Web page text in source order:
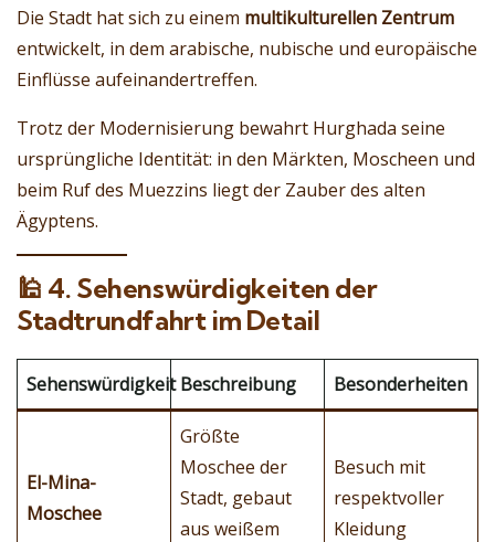
Die Stadt hat sich zu einem multikulturellen Zentrum
entwickelt, in dem arabische, nubische und europäische
Einflüsse aufeinandertreffen.
Trotz der Modernisierung bewahrt Hurghada seine
ursprüngliche Identität: in den Märkten, Moscheen und
beim Ruf des Muezzins liegt der Zauber des alten
Ägyptens.
🕌 4. Sehenswürdigkeiten der
Stadtrundfahrt im Detail
Sehenswürdigkeit Beschreibung Besonderheiten
El-Mina-
Moschee
Größte
Moschee der
Stadt, gebaut
aus weißem
Besuch mit
respektvoller
Kleidung